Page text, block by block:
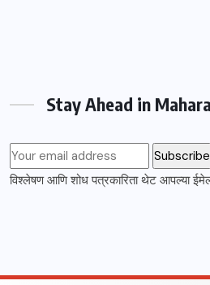
Stay Ahead in
विश्लेषण आणि शोध पत्रकारिता थेट आपल्या